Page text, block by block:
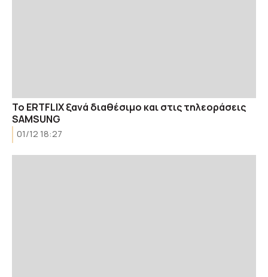
To ERTFLIX ξανά διαθέσιμο και στις τηλεοράσεις
SAMSUNG
01/12 18:27